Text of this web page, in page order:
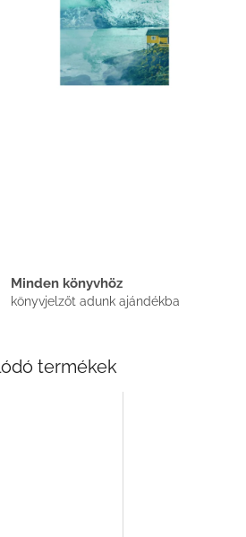
Minden könyvhöz
könyvjelzőt adunk ajándékba
termékek